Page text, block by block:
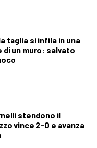
taglia si infila in una
un muro: salvato
stendono il
vince 2-0 e avanza